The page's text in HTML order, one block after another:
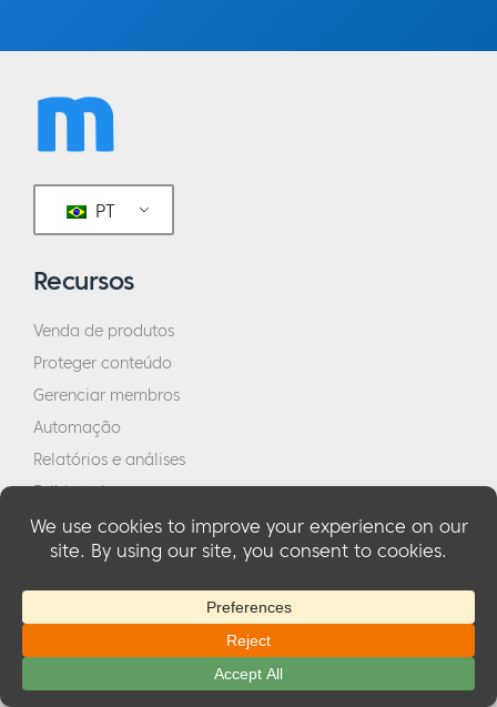
PT
Recursos
Venda de produtos
Proteger conteúdo
Gerenciar membros
Automação
Relatórios e análises
Exibir todos os recursos
Clientes
Blog